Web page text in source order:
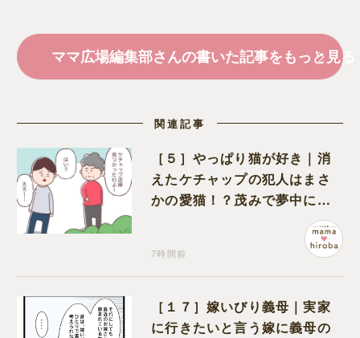
ママ広場編集部さんの書いた記事をもっと見る
関連記事
［５］やっぱり猫が好き｜消
えたケチャップの犯人はまさ
かの愛猫！？茂みで夢中にな
7時間前
［１７］嫁いびり義母｜実家
に行きたいと言う嫁に義母の